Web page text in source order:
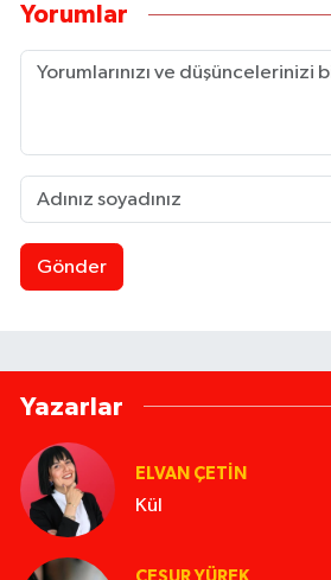
Yorumlar
Gönder
Yazarlar
ELVAN ÇETIN
Kül